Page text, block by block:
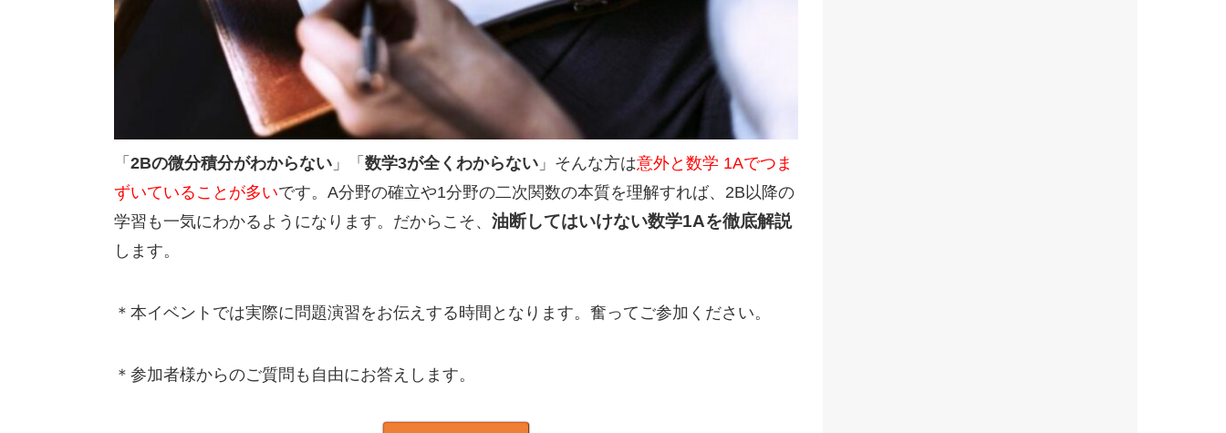
「 2Bの微分積分がわからない」「 数学3が全くわからない」そんな方は意外と数学 1Aでつま
ずいていることが多いです。A分野の確立や1分野の二次関数の本質を理解すれば、2B以降の
学習も一気にわかるようになります。だからこそ、 油断してはいけない数学1Aを徹底解説
します。
＊本イベントでは実際に問題演習をお伝えする時間となります。奮ってご参加ください。
＊参加者様からのご質問も自由にお答えします。